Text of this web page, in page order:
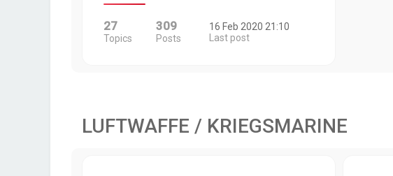
27
Topics
309
Posts
16 Feb 2020 21:10
Last post
LUFTWAFFE / KRIEGSMARINE